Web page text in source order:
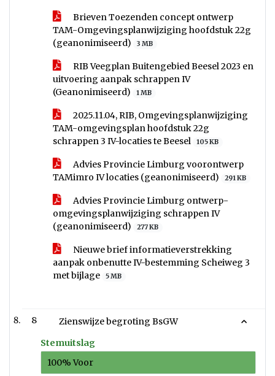
Brieven Toezenden concept ontwerp
TAM-Omgevingsplanwijziging hoofdstuk 22g
(geanonimiseerd)
3 MB
RIB Veegplan Buitengebied Beesel 2023 en
uitvoering aanpak schrappen IV
(Geanonimiseerd)
1 MB
2025.11.04, RIB, Omgevingsplanwijziging
TAM-omgevingsplan hoofdstuk 22g
schrappen 3 IV-locaties te Beesel
105 KB
Advies Provincie Limburg voorontwerp
TAMimro IV locaties (geanonimiseerd)
291 KB
Advies Provincie Limburg ontwerp-
omgevingsplanwijziging schrappen IV
(geanonimiseerd)
277 KB
Nieuwe brief informatieverstrekking
aanpak onbenutte IV-bestemming Scheiweg 3
met bijlage
5 MB
8
Zienswijze begroting BsGW
Stemuitslag
100% Voor